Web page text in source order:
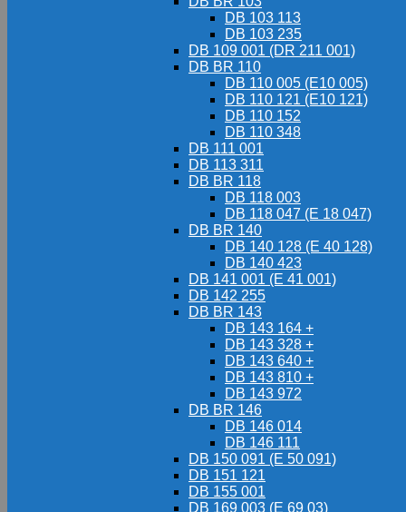
DB 103 113
DB 103 235
DB 109 001 (DR 211 001)
DB BR 110
DB 110 005 (E10 005)
DB 110 121 (E10 121)
DB 110 152
DB 110 348
DB 111 001
DB 113 311
DB BR 118
DB 118 003
DB 118 047 (E 18 047)
DB BR 140
DB 140 128 (E 40 128)
DB 140 423
DB 141 001 (E 41 001)
DB 142 255
DB BR 143
DB 143 164 +
DB 143 328 +
DB 143 640 +
DB 143 810 +
DB 143 972
DB BR 146
DB 146 014
DB 146 111
DB 150 091 (E 50 091)
DB 151 121
DB 155 001
DB 169 003 (E 69 03)